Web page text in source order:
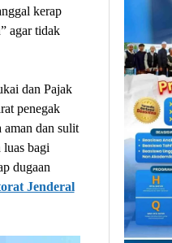
kerap
agar tidak
dan Pajak
penegak
aman dan sulit
bagi
dugaan
Jenderal